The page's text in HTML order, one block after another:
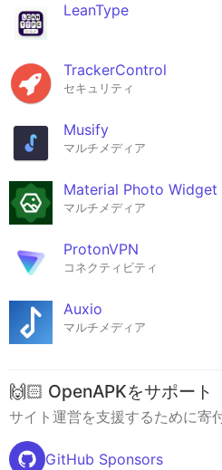
LeanType
TrackerControl
セキュリティ
Musify
マルチメディア
Material Photo Widget
マルチメディア
ProtonVPN
コネクティビティ
Auxio
マルチメディア
🙌🏻 OpenAPKをサポート
サイト運営を支援するために寄
GitHub Sponsors